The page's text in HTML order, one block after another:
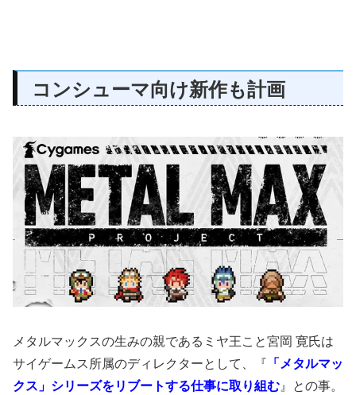
コンシューマ向け新作も計画
メタルマックスの生みの親であるミヤ王こと宮岡 寛氏は
サイゲームス所属のディレクターとして、『 「メタルマッ
クス」シリーズをリブートする仕事に取り組む』との事。